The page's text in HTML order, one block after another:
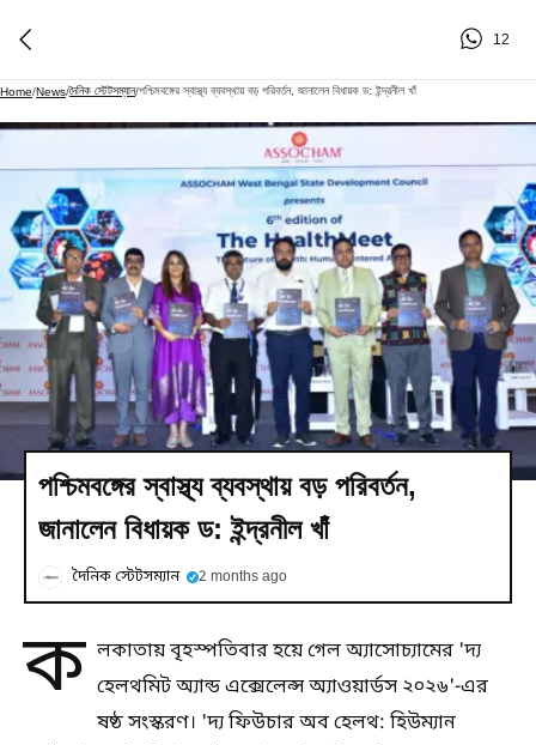
12
Home/News/দৈনিক স্টেটসম্যান/পশ্চিমবঙ্গের স্বাস্থ্য ব্যবস্থায় বড় পরিবর্তন, জানালেন বিধায়ক ড: ইন্দ্রনীল খাঁ
পশ্চিমবঙ্গের স্বাস্থ্য ব্যবস্থায় বড় পরিবর্তন,
জানালেন বিধায়ক ড: ইন্দ্রনীল খাঁ
দৈনিক স্টেটসম্যান 2 months ago
ক লকাতায় বৃহস্পতিবার হয়ে গেল অ্যাসোচ্যামের 'দ্য
হেলথমিট অ্যান্ড এক্সেলেন্স অ্যাওয়ার্ডস ২০২৬'-এর
ষষ্ঠ সংস্করণ। 'দ্য ফিউচার অব হেলথ: হিউম্যান